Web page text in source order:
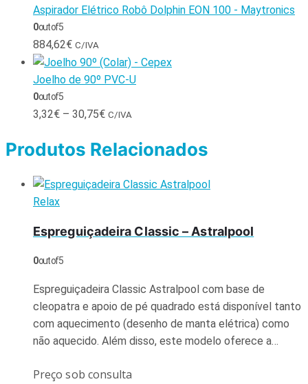
Aspirador Elétrico Robô Dolphin EON 100 - Maytronics
0out of 5
884,62€ C/IVA
Joelho de 90º PVC-U
0out of 5
3,32€ – 30,75€ C/IVA
Produtos Relacionados
Relax
Espreguiçadeira Classic – Astralpool
0out of 5
Espreguiçadeira Classic Astralpool com base de
cleopatra e apoio de pé quadrado está disponível tanto
com aquecimento (desenho de manta elétrica) como
não aquecido. Além disso, este modelo oferece a…
Preço sob consulta